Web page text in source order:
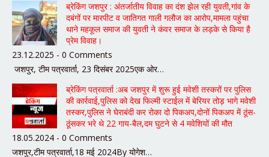
ब्रेकिंग जशपुर : अंतर्जातीय विवाह का दंश झेल रही युवती,गांव के
दबंगों पर मारपीट व जातिगत गाली गलौज का आरोप,मामला पहुंचा
थाने महकूल समाज की युवती ने कंवर समाज के लड़के से किया है
प्रेम विवाह।
23.12.2025 - 0 Comments
जशपुर, टीम पत्रवार्ता, 23 दिसंबर 2025एक ओर…
ब्रेकिंग पत्रवार्ता :अब जशपुर में शुरू हुई मवेशी तस्करों पर पुलिस
की कार्रवाई,पुलिस को देख फिल्मी स्टाईल में बेरियर तोड़ भागे मवेशी
तस्कर,पुलिस ने घेराबंदी कर रोका दो पिकअप,दोनों पिकअप में ठूंस-
ठूंसकर भरे थे 22 गाय-बैल,दम घुटने से 4 मवेशियों की मौत
18.05.2024 - 0 Comments
जशपुर,टीम पत्रवार्ता,18 मई 2024By योगेश…